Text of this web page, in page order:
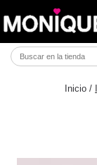
Inicio /